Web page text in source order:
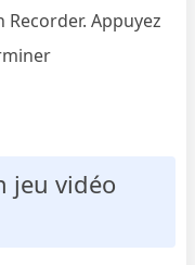
Appuyez
jeu vidéo